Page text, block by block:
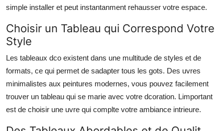
Tech
Real Estate
General
Top 10
How To
simple installer et peut instantanment rehausser votre espace.
Choisir un Tableau qui Correspond Votre
Style
Les tableaux dco existent dans une multitude de styles et de
formats, ce qui permet de sadapter tous les gots. Des uvres
minimalistes aux peintures modernes, vous pouvez facilement
trouver un tableau qui se marie avec votre dcoration. Limportant
est de choisir une uvre qui complte votre ambiance intrieure.